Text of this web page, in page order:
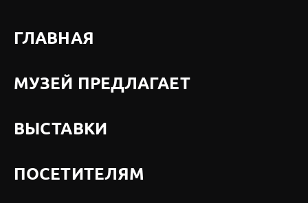
ГЛАВНАЯ
МУЗЕЙ ПРЕДЛАГАЕТ
ВЫСТАВКИ
ПОСЕТИТЕЛЯМ